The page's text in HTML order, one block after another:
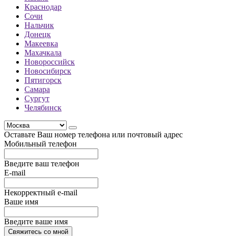
Краснодар
Сочи
Нальчик
Донецк
Макеевка
Махачкала
Новороссийск
Новосибирск
Пятигорск
Самара
Сургут
Челябинск
Оставьте Ваш номер телефона или почтовый адрес
Мобильный телефон
Введите ваш телефон
E-mail
Некорректный e-mail
Ваше имя
Введите ваше имя
Свяжитесь со мной